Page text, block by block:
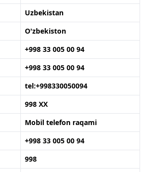
Uzbekistan
O'zbekiston
+998 33 005 00 94
+998 33 005 00 94
tel:+998330050094
998 XX
Mobil telefon raqami
+998 33 005 00 94
998